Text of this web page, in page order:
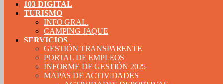
103 DIGITAL
TURISMO
INFO GRAL.
CAMPING JAQUE
SERVICIOS
GESTIÓN TRANSPARENTE
PORTAL DE EMPLEOS
INFORME DE GESTIÓN 2025
MAPAS DE ACTIVIDADES